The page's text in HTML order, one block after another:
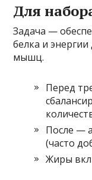
Для
Задача —
белка и
мышц.
Перед
После —
(часто
Жиры